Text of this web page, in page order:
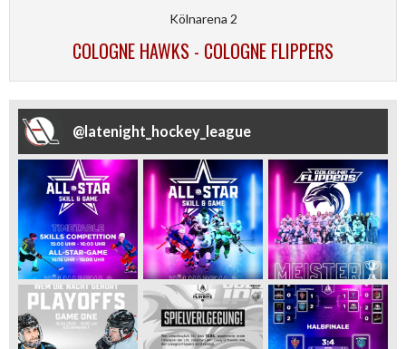
Kölnarena 2
COLOGNE HAWKS - COLOGNE FLIPPERS
@latenight_hockey_league